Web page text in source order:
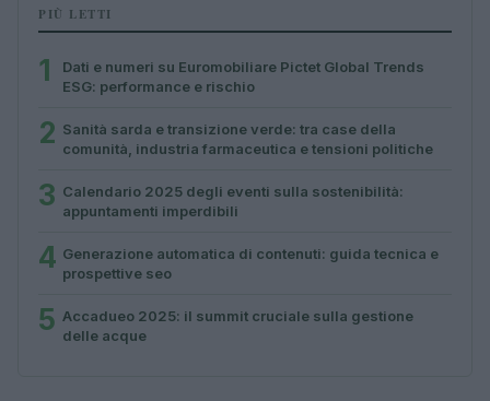
PIÙ LETTI
1
Dati e numeri su Euromobiliare Pictet Global Trends
ESG: performance e rischio
2 Sanità sarda e transizione verde: tra case della
comunità, industria farmaceutica e tensioni politiche
3 Calendario 2025 degli eventi sulla sostenibilità:
appuntamenti imperdibili
4 Generazione automatica di contenuti: guida tecnica e
prospettive seo
5 Accadueo 2025: il summit cruciale sulla gestione
delle acque